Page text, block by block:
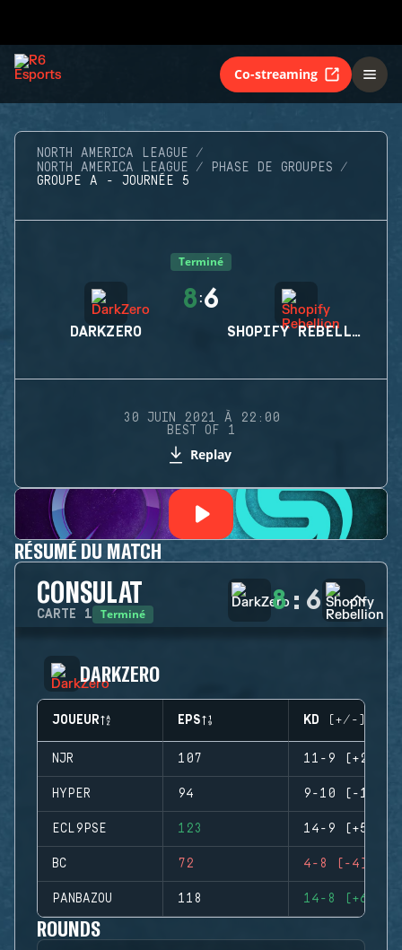
Co-streaming
NORTH AMERICA LEAGUE
NORTH AMERICA LEAGUE
PHASE DE GROUPES
GROUPE A - JOURNÉE 5
Terminé
DARKZERO
8 :6
SHOPIFY REBELLION
30 JUIN 2021 À 22:00
BEST OF 1
Replay
RÉSUMÉ DU MATCH
CONSULAT
CARTE 1 Terminé 8: 6
DARKZERO
JOUEUR EPS KD (+/-)
NJR 107 11-9 (+2)
HYPER 94 9-10 (-1)
ECL9PSE 123 14-9 (+5)
BC 72 4-8 (-4)
PANBAZOU 118 14-8 (+6)
ROUNDS